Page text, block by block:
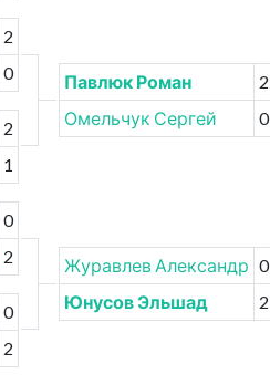
2
0
2
1
0
2
0
2
Павлюк Роман
2
Омельчук Сергей
0
Журавлев Александр 0
Юнусов Эльшад
2